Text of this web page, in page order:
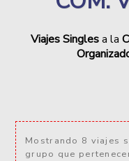
Viajes Singlesa la
Mostrando 8 viajes
grupo que